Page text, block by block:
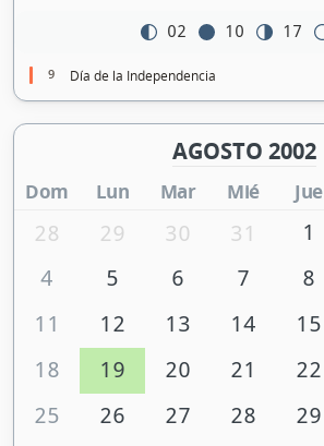
02 10 17
9 Día de la Independencia
AGOSTO 2002
Dom Lun Mar Mié Jue
28 29 30 31 1
4
5 6 7 8
11
12 13 14 15
18
19 20 21 22
25
26 27 28 29